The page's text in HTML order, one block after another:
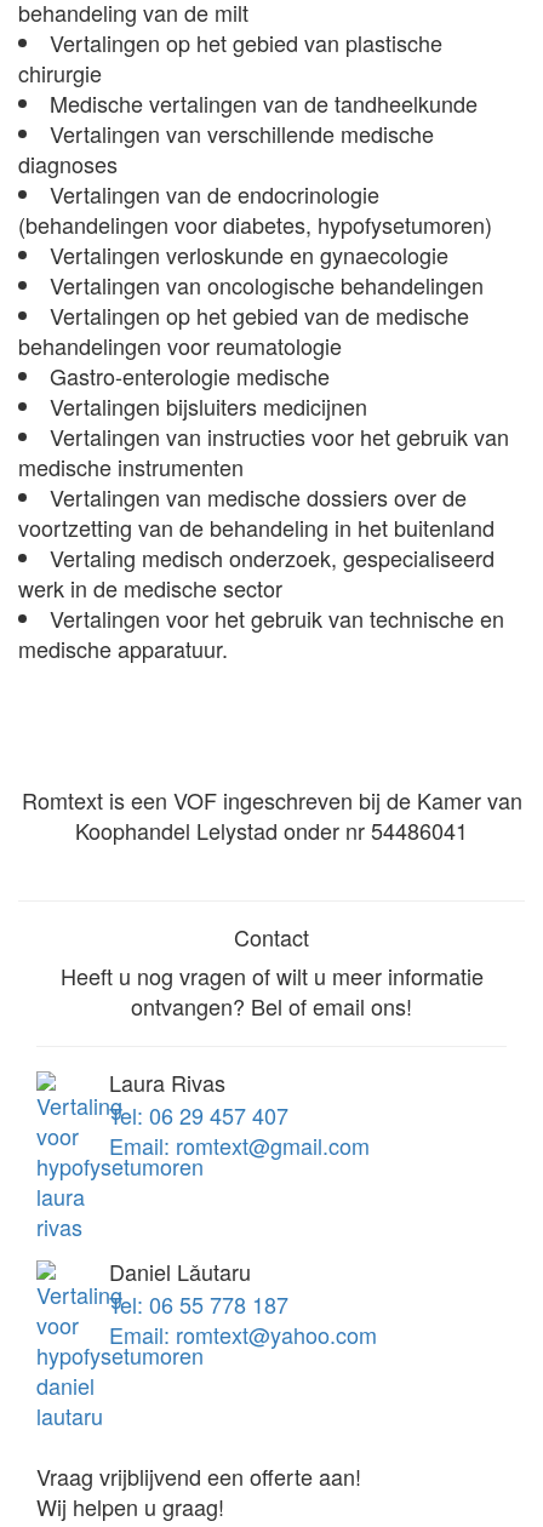
behandeling van de milt
Vertalingen op het gebied van plastische
chirurgie
Medische vertalingen van de tandheelkunde
Vertalingen van verschillende medische
diagnoses
Vertalingen van de endocrinologie
(behandelingen voor diabetes, hypofysetumoren)
Vertalingen verloskunde en gynaecologie
Vertalingen van oncologische behandelingen
Vertalingen op het gebied van de medische
behandelingen voor reumatologie
Gastro-enterologie medische
Vertalingen bijsluiters medicijnen
Vertalingen van instructies voor het gebruik van
medische instrumenten
Vertalingen van medische dossiers over de
voortzetting van de behandeling in het buitenland
Vertaling medisch onderzoek, gespecialiseerd
werk in de medische sector
Vertalingen voor het gebruik van technische en
medische apparatuur.
Romtext is een VOF ingeschreven bij de Kamer van
Koophandel Lelystad onder nr 54486041
Contact
Heeft u nog vragen of wilt u meer informatie
ontvangen? Bel of email ons!
Laura Rivas
Tel: 06 29 457 407
Email: romtext@gmail.com
Daniel Lǎutaru
Tel: 06 55 778 187
Email: romtext@yahoo.com
Vraag vrijblijvend een offerte aan!
Wij helpen u graag!